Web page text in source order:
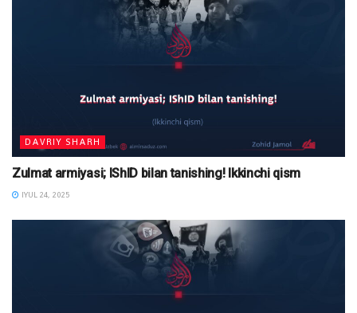
DAVRIY SHARH
Zulmat armiyasi; IShID bilan tanishing! Ikkinchi qism
IYUL 24, 2025